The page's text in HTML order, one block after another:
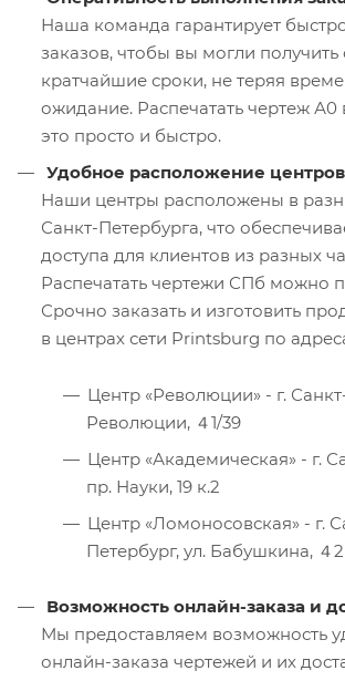
Наша команда гарантирует
заказов, чтобы вы могли получить
кратчайшие сроки, не теряя
ожидание. Распечатать чертеж
это просто и быстро.
Удобное расположение центров
Наши центры расположены в
Санкт-Петербурга, что
доступа для клиентов из разных
Распечатать чертежи СПб можно
Срочно заказать и изготовить
в центрах сети Printsburg по
Центр «Революции» - г.
Революции, ４1/39
Центр «Академическая» - г.
пр. Науки, 19 к.2
Центр «Ломоносовская» - г.
Петербург, ул. Бабушкина, ４2
Возможность онлайн-заказа и
Мы предоставляем возможность
онлайн-заказа чертежей и их